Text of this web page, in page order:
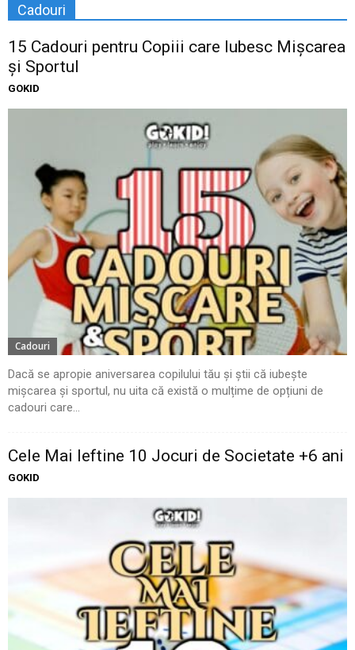
Cadouri
15 Cadouri pentru Copiii care Iubesc Mișcarea
și Sportul
GOKID
Cadouri
Dacă se apropie aniversarea copilului tău și știi că iubește
mișcarea și sportul, nu uita că există o mulțime de opțiuni de
cadouri care...
Cele Mai Ieftine 10 Jocuri de Societate +6 ani
GOKID